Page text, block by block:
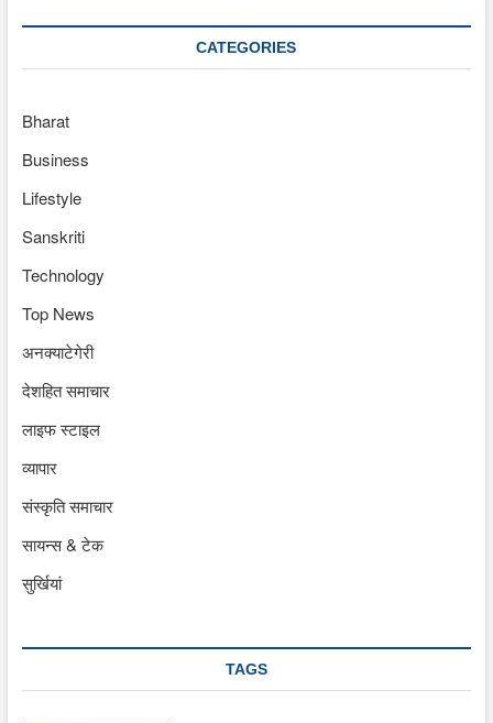
CATEGORIES
Bharat
Business
Lifestyle
Sanskriti
Technology
Top News
अनक्याटेगेरी
देशहित समाचार
लाइफ स्टाइल
व्यापार
संस्कृति समाचार
सायन्स & टेक
सुर्खियां
TAGS